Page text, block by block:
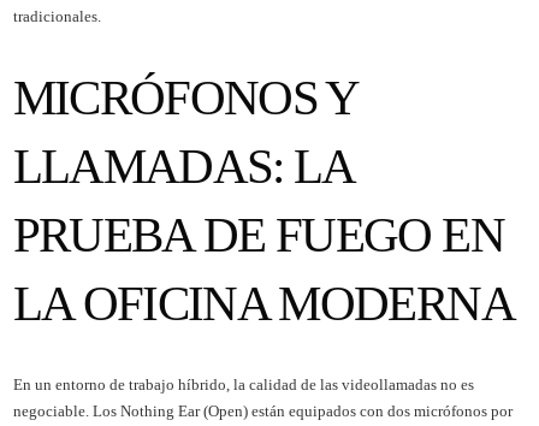
tradicionales.
MICRÓFONOS Y
LLAMADAS: LA
PRUEBA DE FUEGO EN
LA OFICINA MODERNA
En un entorno de trabajo híbrido, la calidad de las videollamadas no es
negociable. Los Nothing Ear (Open) están equipados con dos micrófonos por